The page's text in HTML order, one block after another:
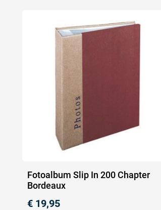
Fotoalbum Slip In 200 Chapter
Bordeaux
€ 19,95